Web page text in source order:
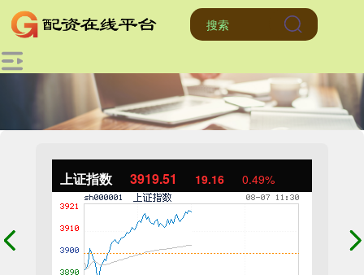
上证指数 3919.51 19.16 0.49%